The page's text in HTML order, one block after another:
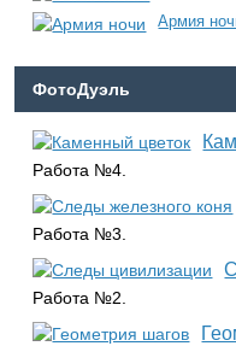
Армия
ФотоДуэль
Работа №4.
Работа №3.
Работа №2.